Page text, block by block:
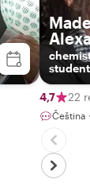
actress
family
4,7 22
Čeština